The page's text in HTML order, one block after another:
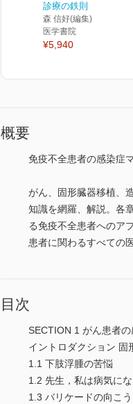
診療の鉄則
森 信好(編集)
医学書院
¥5,940
概要
免疫不全患者の感染症
がん、固形臓器移植、
知識を網羅、解説。各
る免疫不全患者へのア
患者に関わるすべての
目次
SECTION 1 がん患者の
イントロダクション 固
1.1 下肢浮腫の苦悩
1.2 先生，私は病気に
1.3 バリケードの向こ